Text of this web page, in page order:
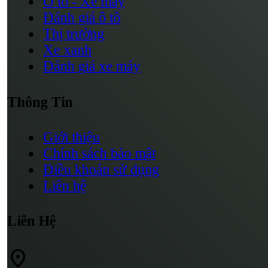
Đánh giá ô tô
Thị trường
Xe xanh
Đánh giá xe máy
Thông Tin
Giới thiệu
Chính sách bảo mật
Điều khoản sử dụng
Liên hệ
Liên Hệ
location_on